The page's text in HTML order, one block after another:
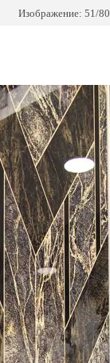
Изображение: 51/80